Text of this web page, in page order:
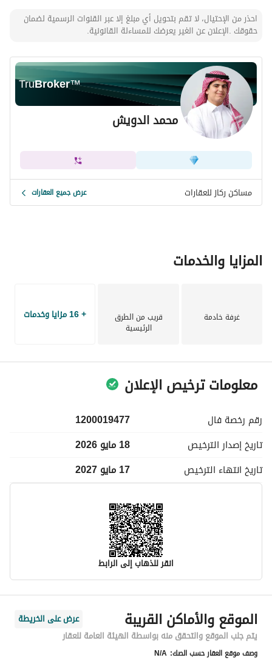
وضمانات اخرى)
45,000 ر. س
خمسه وربعون الف ريال سنوي
مساكن ركاز للعقارات وإدارة الأملاك -Msakin Rikaz Real Estate
للاستفسار:
أبوسليمان/
0555805878
احذر من الإحتيال، لا تقم بتحويل أي مبلغ إلا عبر القنوات الرسمية لضمان
حقوقك .الإعلان عن الغير يعرضك للمساءلة القانونية.
TruBroker™
محمد الدويش
مساكن ركاز للعقارات عرض جميع العقارات
المزايا والخدمات
غرفة خادمة قريب من الطرق
الرئيسية
+ 16 مزايا وخدمات
معلومات ترخيص الإعلان
رقم رخصة فال
1200019477
تاريخ إصدار الترخيص
18 مايو 2026
تاريخ انتهاء الترخيص 17 مايو 2027
انقر للذهاب إلى الرابط
معلومات مسؤول الإعلان
اسم المسؤول
علي احمد بن علي الرومي
رقم المسؤول
0591605641
الموقع والأماكن القريبة
عرض على الخريطة
يتم جلب الموقع والتحقق منه بواسطة الهيئة العامة للعقار
وصف موقع العقار حسب الصك: N/A